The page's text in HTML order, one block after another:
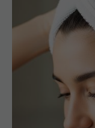
Obiceiul banal
părului. Ce